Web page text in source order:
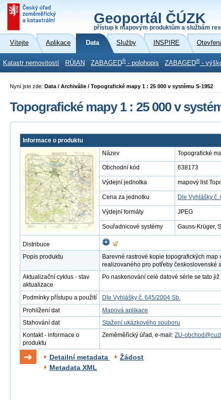
Geoportál ČÚZK
přístup k mapovým produktům a službám
Vítejte Aplikace Data Služby INSPIRE
Katastr nemovitostí RÚIAN ZABAGED® - polohopis ZABAGED® -
Nyní jste zde: Data / Archiválie / Topografické mapy 1 : 25 000 v systému S-1952
Topografické mapy 1 : 25 000 v
Informace o produktu
Název
Topografické
Obchodní kód 638173
Výdejní jednotka mapový list
Cena za jednotku Dle Vyhlášky č.
Výdejní formáty JPEG
Souřadnicové systémy Gauss-Krüger,
Distribuce
Popis produktu
Barevné rastrové kopie topografických
realizovaného pro potřeby československé
Aktualizační cyklus - stav
aktualizace
Po naskenování celé datové série se tato
Podmínky přístupu a použití
Dle Vyhlášky č. 645/2004 Sb.
Prohlížení dat
Mapová aplikace
Stahování dat
Stažení ukázkového souboru
Kontakt - informace o
produktu
Zeměměřický úřad, e-mail: ZU-
Detailní metadata
Žádost
Metadata XML